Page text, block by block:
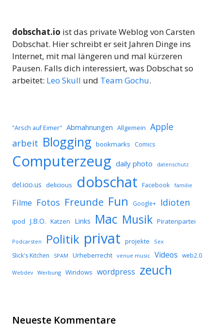
dobschat.io ist das private Weblog von Carsten
Dobschat. Hier schreibt er seit Jahren Dinge ins
Internet, mit mal längeren und mal kürzeren
Pausen. Falls dich interessiert, was Dobschat so
arbeitet: Leo Skull und Team Gochu.
"Arsch auf Eimer" Abmahnungen Allgemein Apple
arbeit Blogging bookmarks Comics
Computerzeug daily photo datenschutz
del.icio.us delicious dobschat Facebook familie
Filme Fotos Freunde Fun Google+ Idioten
ipod J.B.O. Katzen Links Mac Musik Piratenpartei
Podcarsten Politik privat projekte Sex
Slick's Kitchen SPAM Urheberrecht venue music Videos web2.0
Webdev Werbung Windows wordpress zeuch
Neueste Kommentare